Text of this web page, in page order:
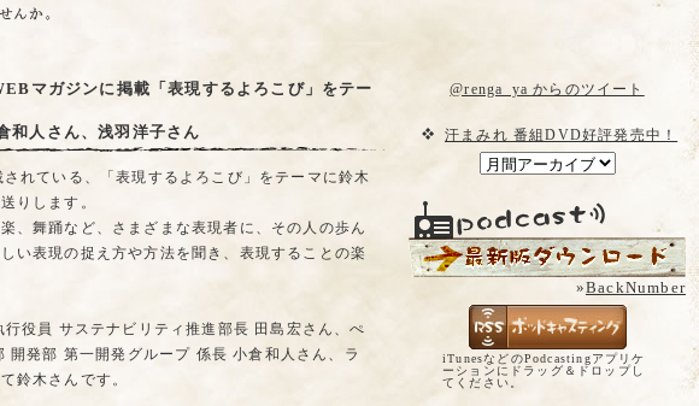
マガジンに掲載「表現するよろこび」をテー
和人さん、浅羽洋子さん
れている、「表現するよろこび」をテーマに鈴木
りします。
、舞踊など、さまざまな表現者に、その人の歩ん
い表現の捉え方や方法を聞き、表現することの楽
役員 サステナビリティ推進部長 田島宏さん、ぺ
開発部 第一開発グループ 係長 小倉和人さん、ラ
鈴木さんです。
@renga_ya からのツイート
汗まみれ 番組DVD好評発売中！
»BackNumber
iTunesなどのPodcastingアプリケ
ーションにドラッグ＆ドロップし
てください。